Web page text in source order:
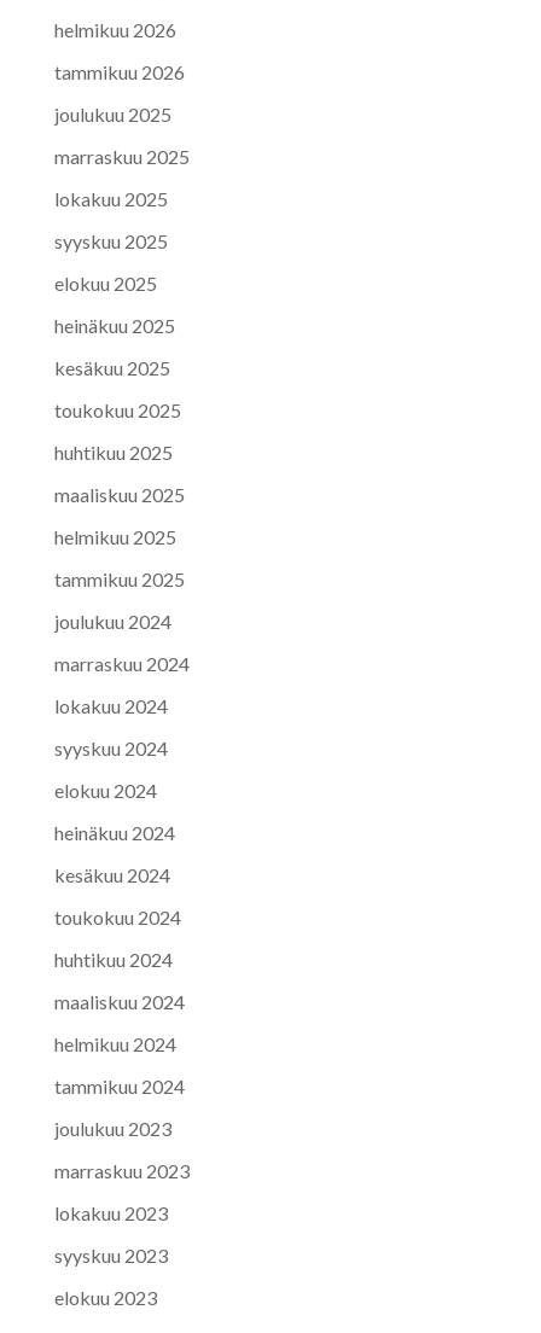
helmikuu 2026
tammikuu 2026
joulukuu 2025
marraskuu 2025
lokakuu 2025
syyskuu 2025
elokuu 2025
heinäkuu 2025
kesäkuu 2025
toukokuu 2025
huhtikuu 2025
maaliskuu 2025
helmikuu 2025
tammikuu 2025
joulukuu 2024
marraskuu 2024
lokakuu 2024
syyskuu 2024
elokuu 2024
heinäkuu 2024
kesäkuu 2024
toukokuu 2024
huhtikuu 2024
maaliskuu 2024
helmikuu 2024
tammikuu 2024
joulukuu 2023
marraskuu 2023
lokakuu 2023
syyskuu 2023
elokuu 2023